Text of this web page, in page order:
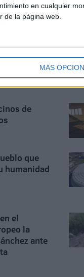
en cualquier
de la página web.
MÁS
de
que
humanidad
el
la
ante